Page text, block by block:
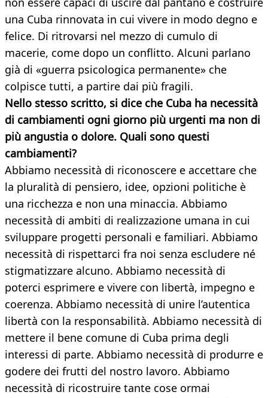
una Cuba rinnovata in cui vivere in modo degno e
felice. Di ritrovarsi nel mezzo di cumulo di
macerie, come dopo un conflitto. Alcuni parlano
già di «guerra psicologica permanente» che
colpisce tutti, a partire dai più fragili.
Nello stesso scritto, si dice che Cuba ha necessità
di cambiamenti ogni giorno più urgenti ma non di
più angustia o dolore. Quali sono questi
cambiamenti?
Abbiamo necessità di riconoscere e accettare che
la pluralità di pensiero, idee, opzioni politiche è
una ricchezza e non una minaccia. Abbiamo
necessità di ambiti di realizzazione umana in cui
sviluppare progetti personali e familiari. Abbiamo
necessità di rispettarci fra noi senza escludere né
stigmatizzare alcuno. Abbiamo necessità di
poterci esprimere e vivere con libertà, impegno e
coerenza. Abbiamo necessità di unire l’autentica
libertà con la responsabilità. Abbiamo necessità di
mettere il bene comune di Cuba prima degli
interessi di parte. Abbiamo necessità di produrre e
godere dei frutti del nostro lavoro. Abbiamo
necessità di ricostruire tante cose ormai